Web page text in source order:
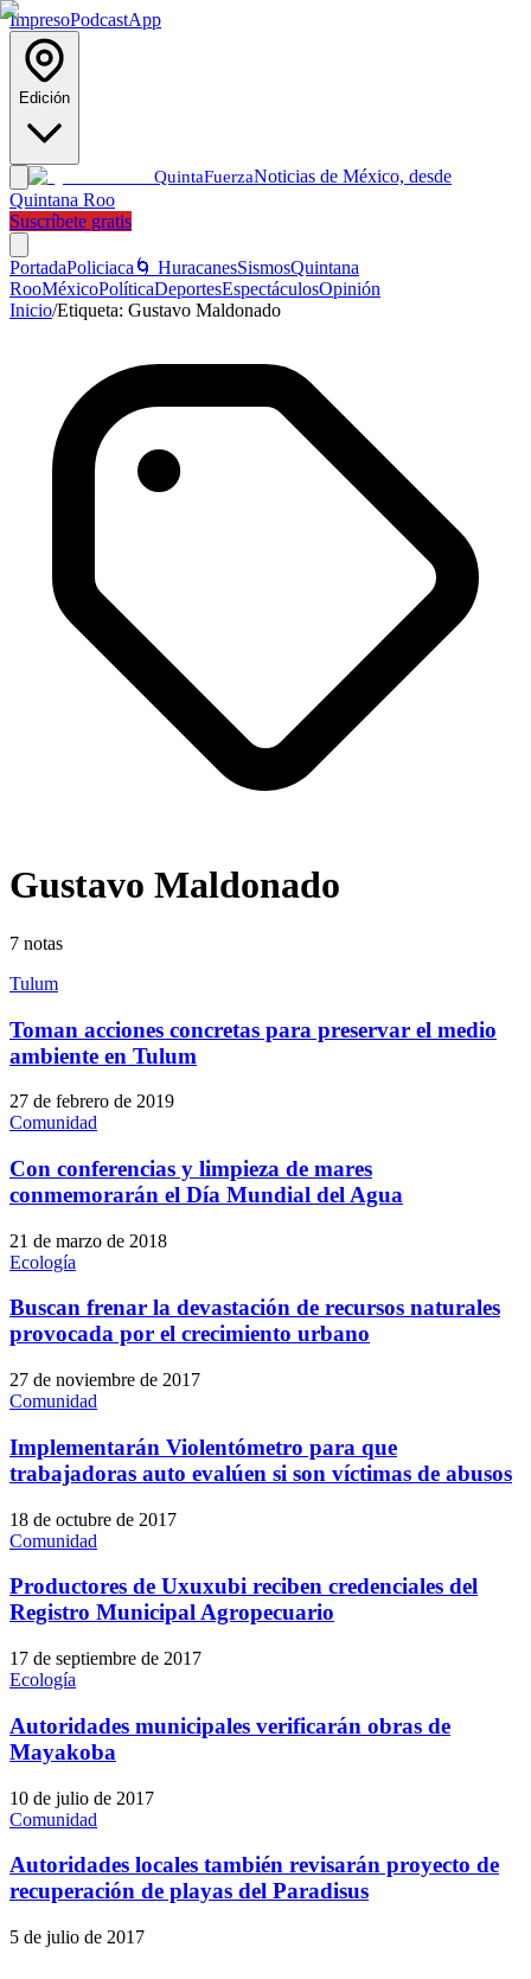
ImpresoPodcastApp
Edición
QuintaFuerzaNoticias de México, desde
Quintana Roo
Suscríbete gratis
PortadaPoliciaca 🌀 HuracanesSismosQuintana
RooMéxicoPolíticaDeportesEspectáculosOpinión
Inicio/Etiqueta: Gustavo Maldonado
Gustavo Maldonado
7 notas
Tulum
Toman acciones concretas para preservar el medio
ambiente en Tulum
27 de febrero de 2019
Comunidad
Con conferencias y limpieza de mares
conmemorarán el Día Mundial del Agua
21 de marzo de 2018
Ecología
Buscan frenar la devastación de recursos naturales
provocada por el crecimiento urbano
27 de noviembre de 2017
Comunidad
Implementarán Violentómetro para que
trabajadoras auto evalúen si son víctimas de abusos
18 de octubre de 2017
Comunidad
Productores de Uxuxubi reciben credenciales del
Registro Municipal Agropecuario
17 de septiembre de 2017
Ecología
Autoridades municipales verificarán obras de
Mayakoba
10 de julio de 2017
Comunidad
Autoridades locales también revisarán proyecto de
recuperación de playas del Paradisus
5 de julio de 2017